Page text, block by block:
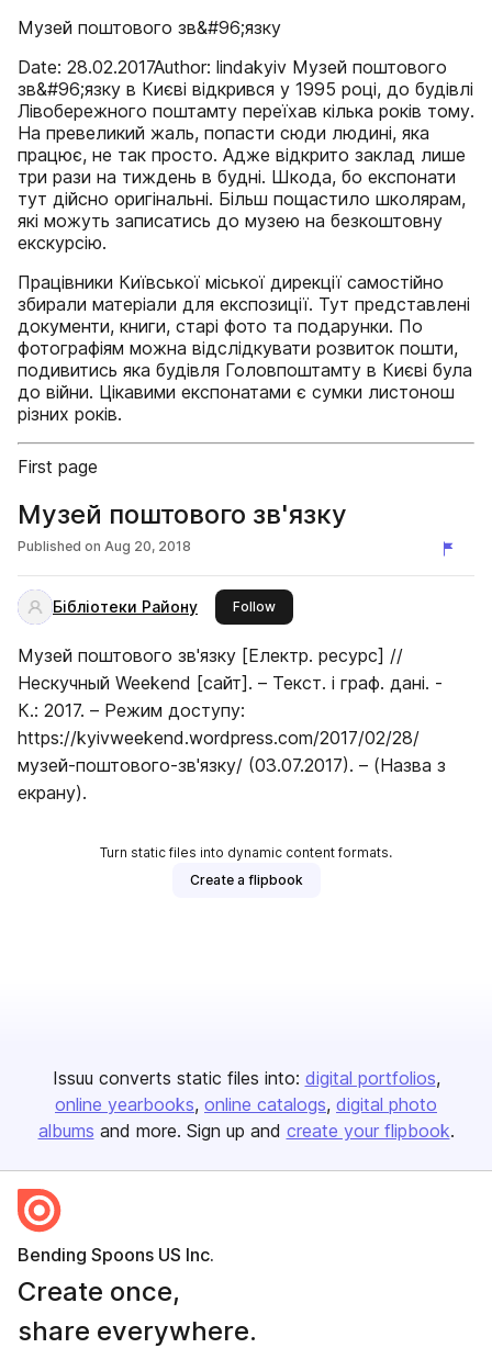
Музей поштового зв&#96;язку
Date: 28.02.2017Author: lindakyiv Музей поштового
зв&#96;язку в Києві відкрився у 1995 році, до будівлі
Лівобережного поштамту переїхав кілька років тому.
На превеликий жаль, попасти сюди людині, яка
працює, не так просто. Адже відкрито заклад лише
три рази на тиждень в будні. Шкода, бо експонати
тут дійсно оригінальні. Більш пощастило школярам,
які можуть записатись до музею на безкоштовну
екскурсію.
Працівники Київської міської дирекції самостійно
збирали матеріали для експозиції. Тут представлені
документи, книги, старі фото та подарунки. По
фотографіям можна відслідкувати розвиток пошти,
подивитись яка будівля Головпоштамту в Києві була
до війни. Цікавими експонатами є сумки листонош
різних років.
First page
Музей поштового зв'язку
Published on Aug 20, 2018
Бібліотеки Району Followthis publisher
Музей поштового зв'язку [Електр. ресурс] //
Нескучный Weekend [сайт]. – Текст. і граф. дані. -
К.: 2017. – Режим доступу:
https://kyivweekend.wordpress.com/2017/02/28/
музей-поштового-зв'язку/ (03.07.2017). – (Назва з
екрану).
Turn static files into dynamic content formats.
Create a flipbook
Issuu converts static files into: digital portfolios
online yearbooks online catalogs digital photo
albums and more. Sign up and create your flipbook.
Bending Spoons US Inc.
Create once,
share everywhere.